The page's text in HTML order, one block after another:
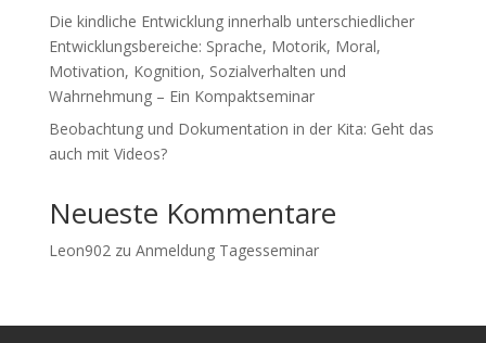
Die kindliche Entwicklung innerhalb unterschiedlicher
Entwicklungsbereiche: Sprache, Motorik, Moral,
Motivation, Kognition, Sozialverhalten und
Wahrnehmung – Ein Kompaktseminar
Beobachtung und Dokumentation in der Kita: Geht das
auch mit Videos?
Neueste Kommentare
Leon902zu Anmeldung Tagesseminar